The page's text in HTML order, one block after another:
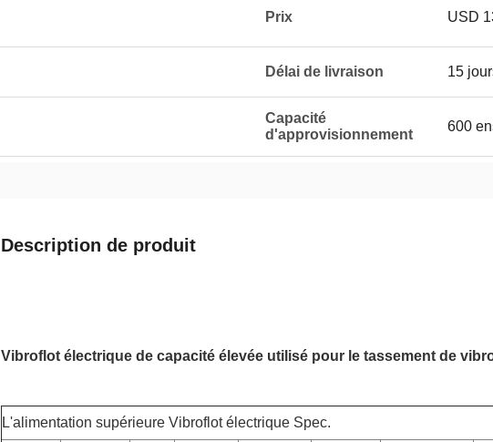
Prix USD
Délai de livraison 15
Capacité
d'approvisionnement
600
Description de produit
Vibroflot électrique de capacité élevée utilisé pour le tassement de
L'alimentation supérieure Vibroflot électrique Spec.